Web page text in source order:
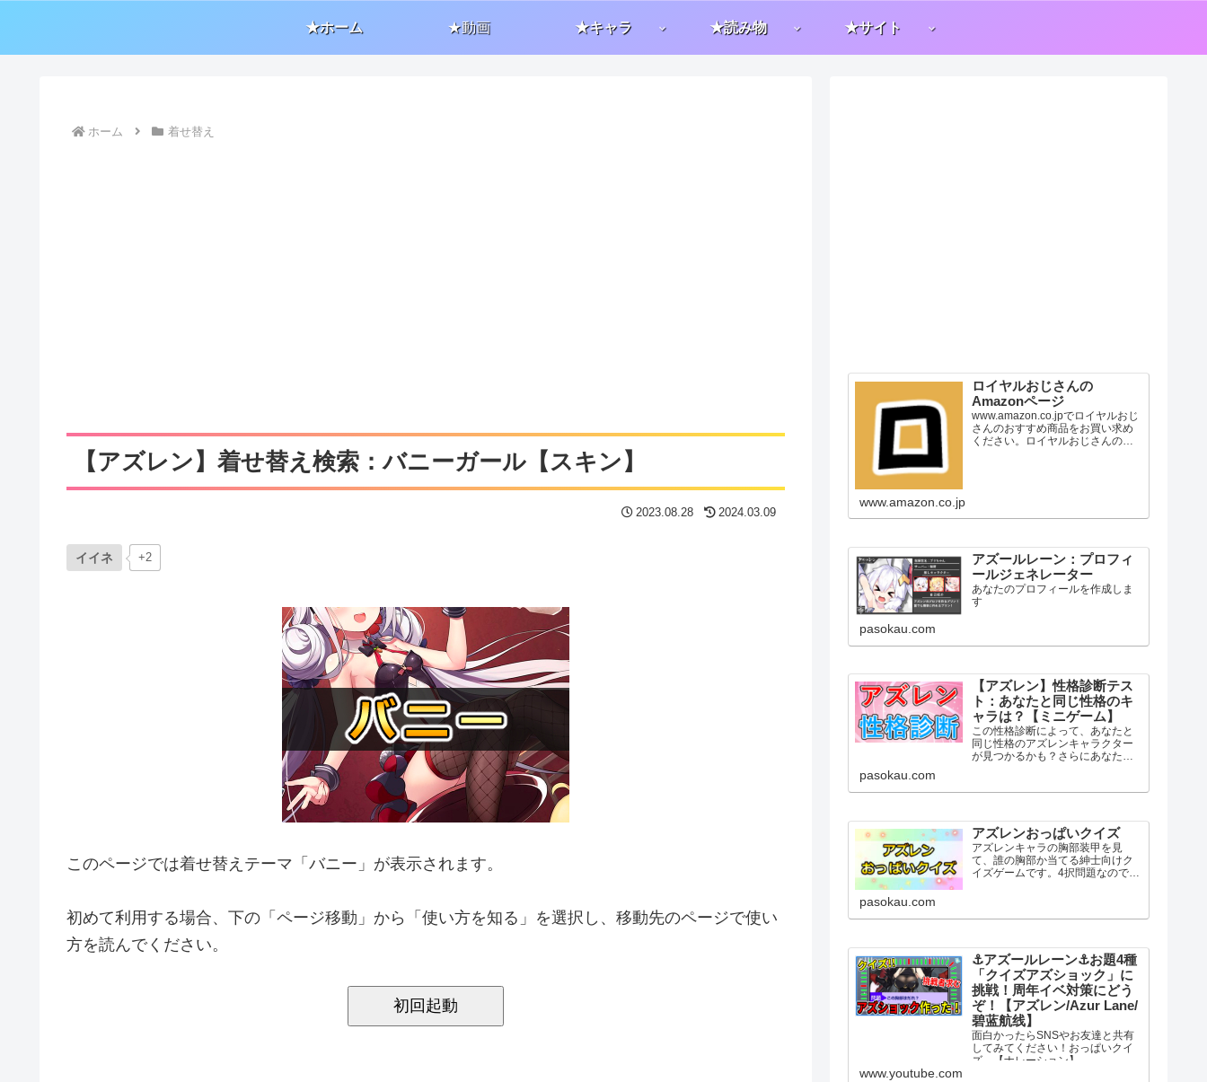
★ホーム ★動画 ★キャラ ★読み物 ★サイト
ホーム 着せ替え
【アズレン】着せ替え検索：バニーガール【スキン】
2023.08.28 2024.03.09
イイネ +2
このページでは着せ替えテーマ「バニー」が表示されます。
初めて利用する場合、下の「ページ移動」から「使い方を知る」を選択し、移動先のページで使い
方を読んでください。
初回起動
ロイヤルおじさんの
Amazonページ
www.amazon.co.jpでロイヤルおじ
さんのおすすめ商品をお買い求め
ください。ロイヤルおじさんのお
www.amazon.co.jp
アズールレーン：プロフィ
ールジェネレーター
あなたのプロフィールを作成しま
す
pasokau.com
【アズレン】性格診断テス
ト：あなたと同じ性格のキ
ャラは？【ミニゲーム】
この性格診断によって、あなたと
同じ性格のアズレンキャラクター
が見つかるかも？さらにあなたと
下の「診断スタート」をタッチ
えてください。最後に表示さ...
pasokau.com
アズレンおっぱいクイズ
アズレンキャラの胸部装甲を見
て、誰の胸部か当てる紳士向けク
イズゲームです。4択問題なのでお
秒後にスタート。選択肢には似た
pasokau.com
⚓️アズールレーン⚓️お題4種
「クイズアズショック」に
挑戦！周年イベ対策にどう
ぞ！【アズレン/Azur Lane/
碧蓝航线】
面白かったらSNSやお友達と共有
してみてください！おっぱいクイ
ズ→【ナレーション】
www.youtube.com